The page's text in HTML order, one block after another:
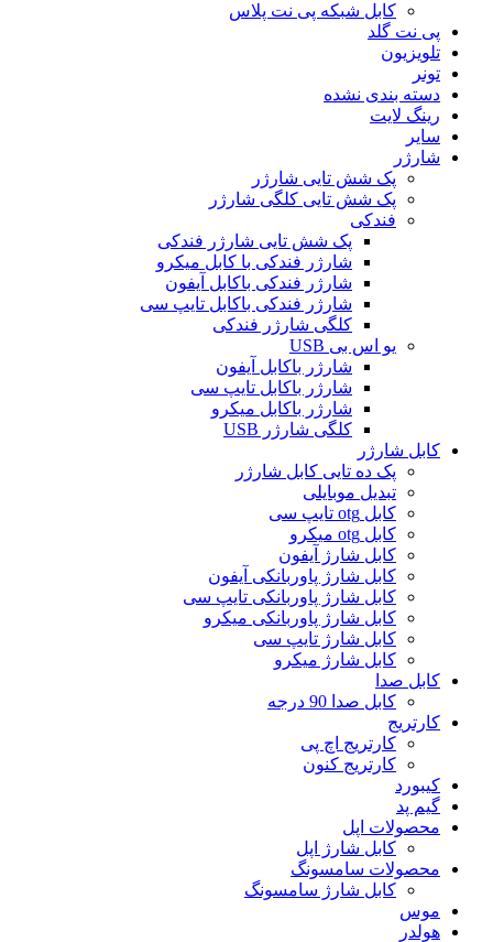
کابل شبکه پی نت پلاس
پی نت گلد
تلویزیون
تونر
دسته بندی نشده
رینگ لایت
سایر
شارژر
پک شش تایی شارژر
پک شش تایی کلگی شارژر
فندکی
پک شش تایی شارژر فندکی
شارژر فندکی با کابل میکرو
شارژر فندکی باکابل آیفون
شارژر فندکی باکابل تایپ سی
کلگی شارژر فندکی
یو اس بی USB
شارژر باکابل آیفون
شارژر باکابل تایپ سی
شارژر باکابل میکرو
کلگی شارژر USB
کابل شارژر
پک ده تایی کابل شارژر
تبدیل موبایلی
کابل otg تایپ سی
کابل otg میکرو
کابل شارژ آیفون
کابل شارژ پاوربانکی آیفون
کابل شارژ پاوربانکی تایپ سی
کابل شارژ پاوربانکی میکرو
کابل شارژ تایپ سی
کابل شارژ میکرو
کابل صدا
کابل صدا 90 درجه
کارتریج
کارتریج اچ پی
کارتریج کنون
کیبورد
گیم پد
محصولات اپل
کابل شارژ اپل
محصولات سامسونگ
کابل شارژ سامسونگ
موس
هولدر